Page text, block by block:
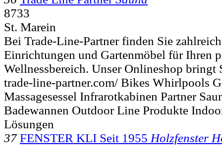
8733
St. Marein
Bei Trade-Line-Partner finden Sie
Einrichtungen und Gartenmöbel für Ihren
Wellnessbereich. Unser Onlineshop bringt
trade-line-partner.com/ Bikes Whirlpools
Massagesessel Infrarotkabinen Partner
Badewannen Outdoor Line Produkte
Lösungen
37 FENSTER KLI Seit 1955 Holzfenster